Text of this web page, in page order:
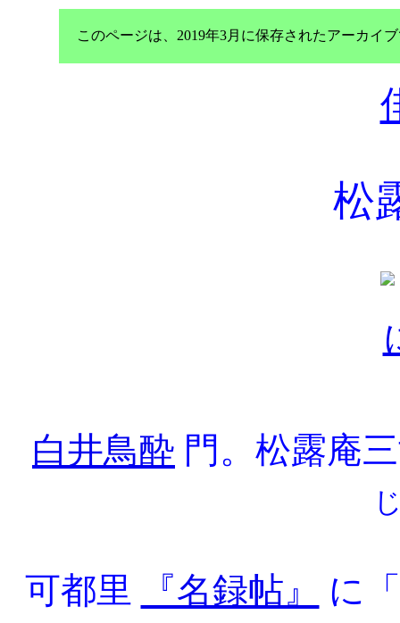
このページは、2019年3月に保存されたアーカイ
松
白井鳥酔 門。松露庵
可都里 『名録帖』
に